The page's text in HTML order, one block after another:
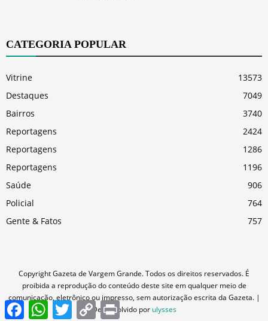
CATEGORIA POPULAR
Vitrine
13573
Destaques
7049
Bairros
3740
Reportagens
2424
Reportagens
1286
Reportagens
1196
Saúde
906
Policial
764
Gente & Fatos
757
Copyright Gazeta de Vargem Grande. Todos os direitos reservados. É
proibida a reprodução do conteúdo deste site em qualquer meio de
comunicação, eletrônico ou impresso, sem autorização escrita da Gazeta. |
Desenvolvido por ulysses
FacebookWhatsAppTwitterCopy
Link
Print